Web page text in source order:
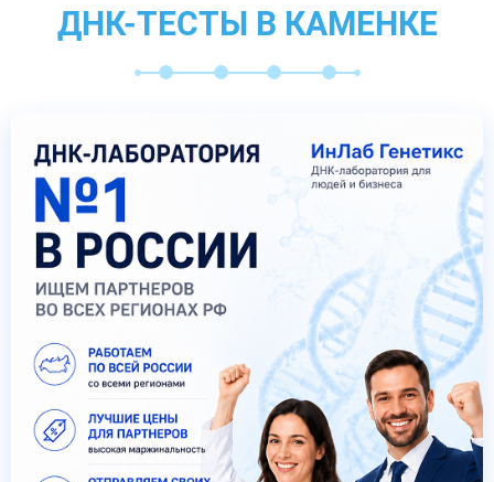
ДНК-ТЕСТЫ В КАМЕНКЕ